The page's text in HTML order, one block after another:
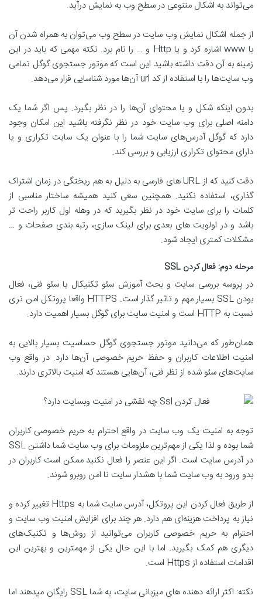
می‌تواند به اشکال متنوعی در سطح وب به نمایش درآید.
از جمله اشکال نمایش وب سایت در سطح وب می‌توان به همراه شدن آن
با www اشاره کرد و یا Http و … را نام برد. نکته مهمی که باید در این
زمینه به آن دقت داشته باشید این است که موتور جستجوی گوگل تمامی
وب سایت‌ها را با استفاده از کد url آن‌ها مورد شناسایی قرار می‌دهد.
بدون اینکه شکل و یا محتوای آن‌ها را در نظر بگیرد. پس اگر شما یک
دامنه اصلی برای وب سایت خود در نظر نگرفته باشید این امکان وجود
دارد که گوگل آدرس‌های سایت شما را با عنوان یک سایت تکراری و یا
دارای محتوای تکراری ارزیابی و بررسی کند.
دقت کنید که از URL های فارسی به دلیل به هم ریختگی در زمان اشتراک
گذاری، استفاده نکنید. همچنین سعی کنید همیشه ساختار مناسبی از
کلمات را برای سایت خود در نظر بگیرید که در وهله اول کاربر راحت تر
باشد و در اولویت های بعدی برای لینک سازی، رتبه بندی صفحات و …
مشکلات کمتری ایجاد شود.
مرحله دوم: فعال کردن SSL
در پروسه بررسی سایت و بحث آموزش سئو تکنیکال یا سئو فنی، فعال
بودن SSL بسیار مهم و تاثیر گذار است. HTTPS واقعا پروتکل امن تری
نسبت به HTTP است و امنیت سایت برای گوگل بسیار اهمیت دارد.
همان‌طور که می‌دانید موتور جستجوی گوگل حساسیت بسیار بالایی به
امنیت اطلاعات کاربران و حفظ حریم خصوصی آن‌ها دارد. در واقع وب
سایت‌های سئو شده از نظر فنی، آن‌هایی هستند که امنیت بالاتری دارند.
توجه به امنیت یک وب سایت در واقع احترام به حریم خصوصی کاربران
شما بوده و لذا یکی از مهم‌ترین ملزومات برای وب سایت شما داشتن SSL
در آدرس سایت است. اگر این عنصر را فعال نکنید ممکن است کاربران در
بدو ورود به وب سایت شما با هشدار سایت نا امن روبرو شوند.
از طریق فعال کردن این پروتکل، آدرس سایت شما به Https تغییر کرده و
نیاز به پرداخت هزینه‌ای هم دارد. هر چند برای افزایش امنیت وب سایت و
احترام به حریم خصوصی کاربران می‌توانید از روش‌ها و تکنیک‌های
دیگری هم کمک بگیرید. اما با این حال یکی از مهمترین و بهترین این
اقدامات استفاده از Https است.
نکته: اکثر ارائه دهنده های میزبانی سایت، به شما SSL رایگان میدهند اما